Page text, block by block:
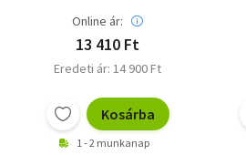
Online ár:
13 410 Ft
Eredeti ár: 14 900 Ft
Kosárba
1 - 2 munkanap